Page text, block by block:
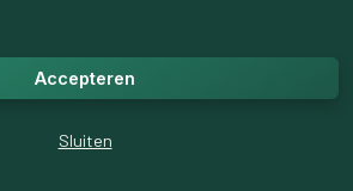
Accepteren
Sluiten